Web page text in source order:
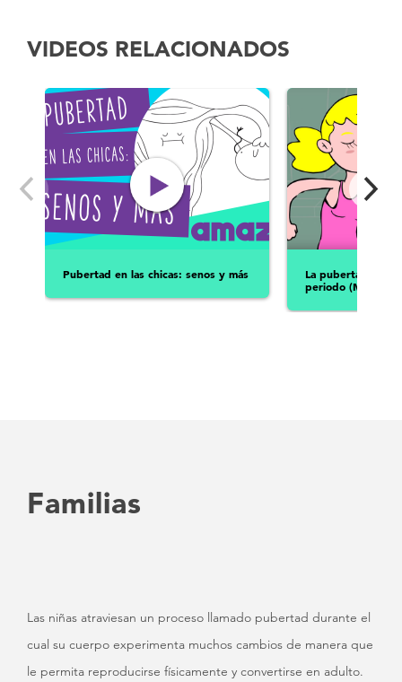
VIDEOS RELACIONADOS
Pubertad en las chicas: senos y más
La pubertad en
periodo (México)
Familias
Las niñas atraviesan un proceso llamado pubertad durante el
cual su cuerpo experimenta muchos cambios de manera que
le permita reproducirse físicamente y convertirse en adulto.